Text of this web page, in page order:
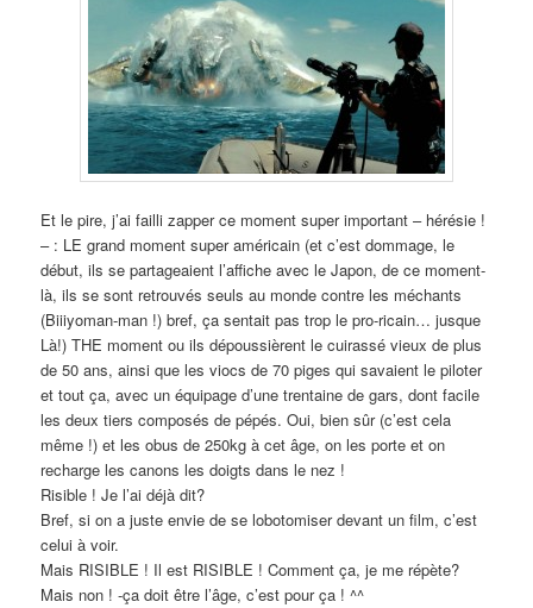
Et le pire, j’ai failli zapper ce moment super important – hérésie !
– : LE grand moment super américain (et c’est dommage, le
début, ils se partageaient l’affiche avec le Japon, de ce moment-
là, ils se sont retrouvés seuls au monde contre les méchants
(Biiiyoman-man !) bref, ça sentait pas trop le pro-ricain… jusque
Là!) THE moment ou ils dépoussièrent le cuirassé vieux de plus
de 50 ans, ainsi que les viocs de 70 piges qui savaient le piloter
et tout ça, avec un équipage d’une trentaine de gars, dont facile
les deux tiers composés de pépés. Oui, bien sûr (c’est cela
même !) et les obus de 250kg à cet âge, on les porte et on
recharge les canons les doigts dans le nez !
Risible ! Je l’ai déjà dit?
Bref, si on a juste envie de se lobotomiser devant un film, c’est
celui à voir.
Mais RISIBLE ! Il est RISIBLE ! Comment ça, je me répète?
Mais non ! -ça doit être l’âge, c’est pour ça ! ^^